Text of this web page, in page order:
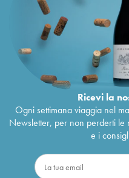
Ricevi la
Ogni settimana viaggia nel
Newsletter, per non perderti le
e i